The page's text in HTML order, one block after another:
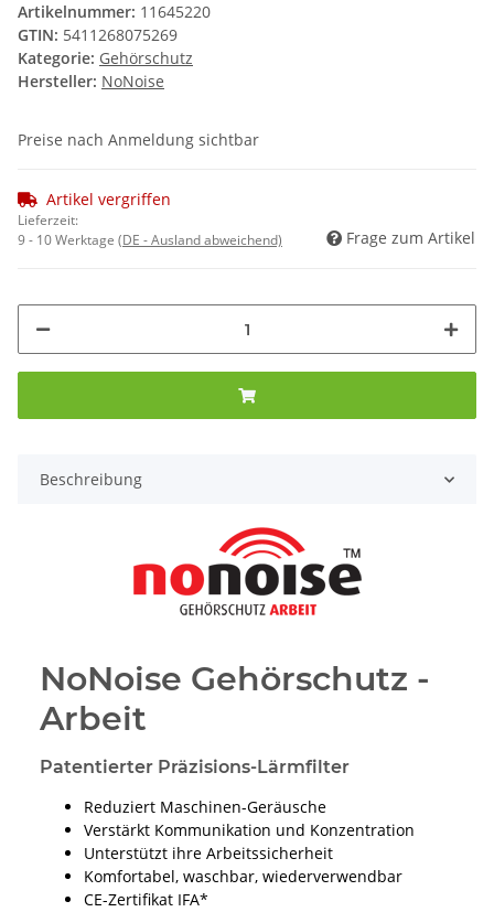
Artikelnummer: 11645220
GTIN: 5411268075269
Kategorie: Gehörschutz
Hersteller: NoNoise
Preise nach Anmeldung sichtbar
Artikel vergriffen
Lieferzeit:
9 - 10 Werktage (DE - Ausland abweichend) Frage zum Artikel
Beschreibung
NoNoise Gehörschutz -
Arbeit
Patentierter Präzisions-Lärmfilter
Reduziert Maschinen-Geräusche
Verstärkt Kommunikation und Konzentration
Unterstützt ihre Arbeitssicherheit
Komfortabel, waschbar, wiederverwendbar
CE-Zertifikat IFA*